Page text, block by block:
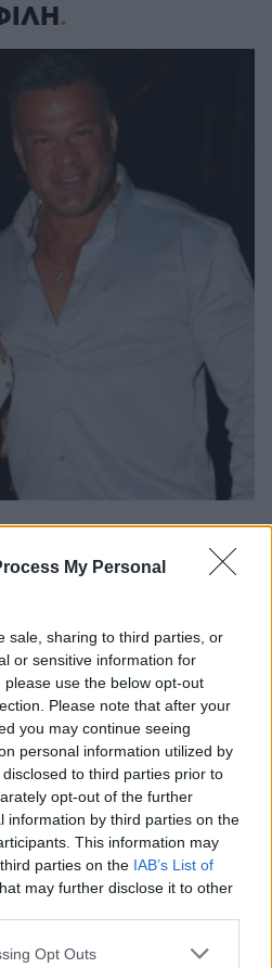
My Personal
sale, sharing to third parties, or
or sensitive information for
use the below opt-out
Please note that after your
you may continue seeing
personal information utilized by
to third parties prior to
opt-out of the further
information by third parties on the
This information may
parties on the IAB’s List of
may further disclose it to other
app uses one or more Google
Opt Outs
του Κώστα Σόμμερ:
πόσο πολύ τον
τον αγαπάμε